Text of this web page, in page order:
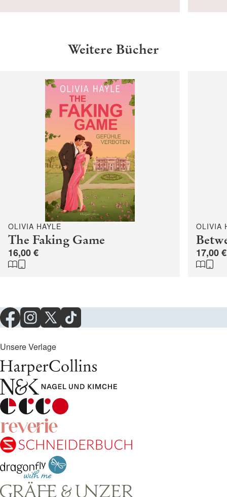
Weitere Bücher
OLIVIA HAYLE
The Faking Game
16,00 €
OLIVIA
17,00 €
Unsere Verlage